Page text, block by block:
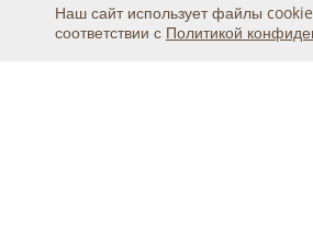
Наш сайт использует файлы
соответствии с Политикой